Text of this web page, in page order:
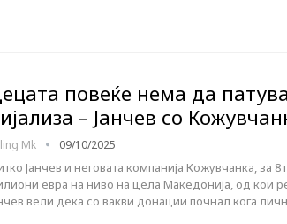
повеќе нема да
– Јанчев со
Mk 09/10/2025
Јанчев и неговата компанија Кожувчанка, за
евра на ниво на цела Македонија, од кои
вели дека со вакви донации почнал кога